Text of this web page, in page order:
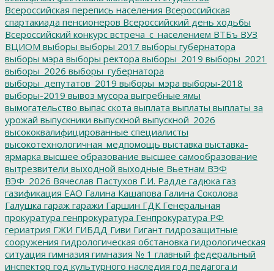
Всероссийская перепись населения Всероссийская
спартакиада пенсионеров Всероссийский день ходьбы
Всероссийский конкурс встреча_с_населением ВТБъ ВУЗ
ВЦИОМ выборы выборы 2017 выборы губернатора
выборы мэра выборы ректора выборы_2019 выборы_2021
выборы_2026 выборы_губернатора
выборы_депутатов_2019 выборы_мэра выборы-2018
выборы-2019 вывоз мусора выгребные ямы
вымогательство выпас скота выплата выплаты выплаты за
урожай выпускники выпускной выпускной_2026
высококвалифицированные специалисты
высокотехнологичная_медпомощь выставка выставка-
ярмарка высшее образование высшее самообразование
вытрезвители выходной выходные Вьетнам ВЭФ
ВЭФ_2026 Вячеслав Пастухов Г.И. Радде гадюка газ
газификация ЕАО Галина Кашапова Галина Соколова
Галушка гараж гаражи Гаршин ГДК Генеральная
прокуратура генпрокуратура Генпрокуратура РФ
гериатрия ГЖИ ГИБДД Гиви Гигант гидрозащитные
сооружения гидрологическая обстановка гидрологическая
ситуация гимназия гимназия № 1 главный федеральный
инспектор год культурного наследия год педагога и